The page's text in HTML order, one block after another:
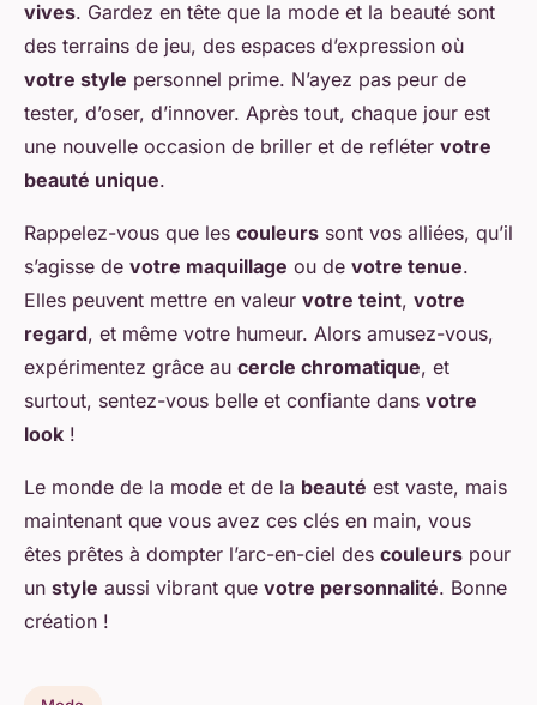
vives. Gardez en tête que la mode et la beauté sont
des terrains de jeu, des espaces d’expression où
votre style personnel prime. N’ayez pas peur de
tester, d’oser, d’innover. Après tout, chaque jour est
une nouvelle occasion de briller et de refléter votre
beauté unique.
Rappelez-vous que les couleurs sont vos alliées, qu’il
s’agisse de votre maquillage ou de votre tenue.
Elles peuvent mettre en valeur votre teint, votre
regard, et même votre humeur. Alors amusez-vous,
expérimentez grâce au cercle chromatique, et
surtout, sentez-vous belle et confiante dans votre
look !
Le monde de la mode et de la beauté est vaste, mais
maintenant que vous avez ces clés en main, vous
êtes prêtes à dompter l’arc-en-ciel des couleurs pour
un style aussi vibrant que votre personnalité. Bonne
création !